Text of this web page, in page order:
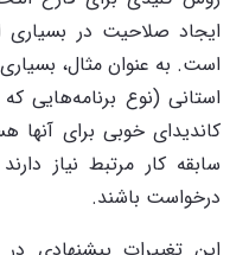
است. به عنوان مثال،
استانی (نوع برنامه‌هایی که
کاندیدای خوبی برای
سابقه کار مرتبط نیاز
درخواست باشند.